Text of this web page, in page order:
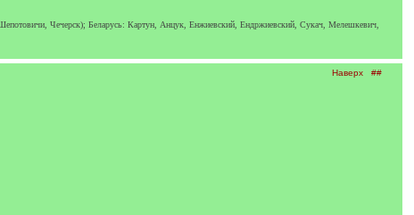
Чечерск); Беларусь: Картун, Анцук, Енжиевский, Ендржиевский, Сукач, Мелешкевич,
Наверх ##